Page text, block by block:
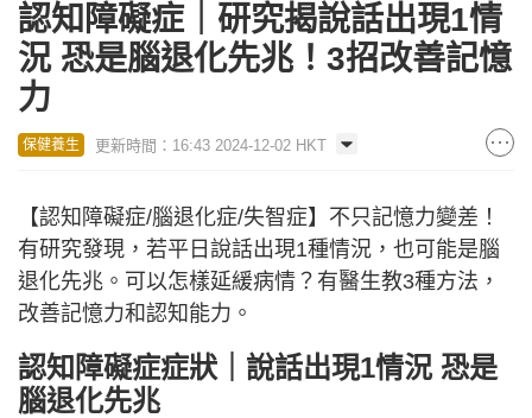
認知障礙症｜研究揭說話出現1情
況 恐是腦退化先兆！3招改善記憶
力
保健養生 更新時間：16:43 2024-12-02 HKT
【認知障礙症/腦退化症/失智症】不只記憶力變差！
有研究發現，若平日說話出現1種情況，也可能是腦
退化先兆。可以怎樣延緩病情？有醫生教3種方法，
改善記憶力和認知能力。
認知障礙症症狀｜說話出現1情況 恐是
腦退化先兆